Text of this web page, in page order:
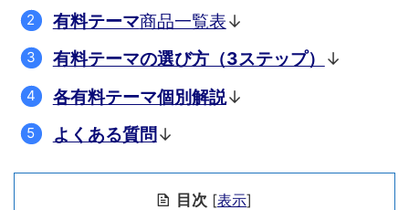
有料テーマ商品一覧表↓
有料テーマの選び方（3ステップ）
↓
各有料テーマ個別解説↓
よくある質問 ↓
目次 [表示]